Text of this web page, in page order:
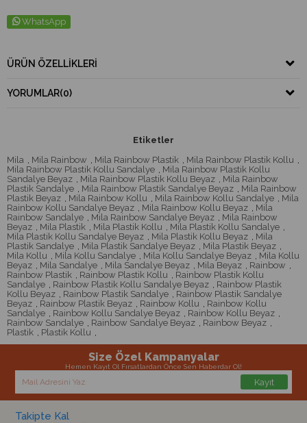
WhatsApp
ÜRÜN ÖZELLIKLERI
YORUMLAR(0)
Etiketler
Mila , Mila Rainbow , Mila Rainbow Plastik , Mila Rainbow Plastik Kollu ,
Mila Rainbow Plastik Kollu Sandalye , Mila Rainbow Plastik Kollu
Sandalye Beyaz , Mila Rainbow Plastik Kollu Beyaz , Mila Rainbow
Plastik Sandalye , Mila Rainbow Plastik Sandalye Beyaz , Mila Rainbow
Plastik Beyaz , Mila Rainbow Kollu , Mila Rainbow Kollu Sandalye , Mila
Rainbow Kollu Sandalye Beyaz , Mila Rainbow Kollu Beyaz , Mila
Rainbow Sandalye , Mila Rainbow Sandalye Beyaz , Mila Rainbow
Beyaz , Mila Plastik , Mila Plastik Kollu , Mila Plastik Kollu Sandalye ,
Mila Plastik Kollu Sandalye Beyaz , Mila Plastik Kollu Beyaz , Mila
Plastik Sandalye , Mila Plastik Sandalye Beyaz , Mila Plastik Beyaz ,
Mila Kollu , Mila Kollu Sandalye , Mila Kollu Sandalye Beyaz , Mila Kollu
Beyaz , Mila Sandalye , Mila Sandalye Beyaz , Mila Beyaz , Rainbow ,
Rainbow Plastik , Rainbow Plastik Kollu , Rainbow Plastik Kollu
Sandalye , Rainbow Plastik Kollu Sandalye Beyaz , Rainbow Plastik
Kollu Beyaz , Rainbow Plastik Sandalye , Rainbow Plastik Sandalye
Beyaz , Rainbow Plastik Beyaz , Rainbow Kollu , Rainbow Kollu
Sandalye , Rainbow Kollu Sandalye Beyaz , Rainbow Kollu Beyaz ,
Rainbow Sandalye , Rainbow Sandalye Beyaz , Rainbow Beyaz ,
Plastik , Plastik Kollu ,
Size Özel Kampanyalar
Hemen Kayıt Ol Fırsatlardan Önce Sen Haberdar Ol!
Kayıt
Takipte Kal